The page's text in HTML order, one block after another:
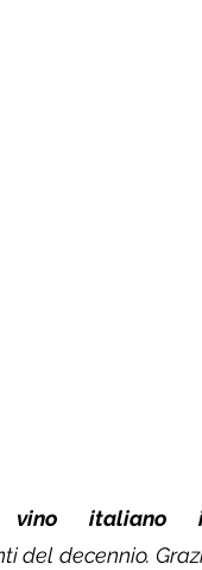
vino italiano
del decennio.